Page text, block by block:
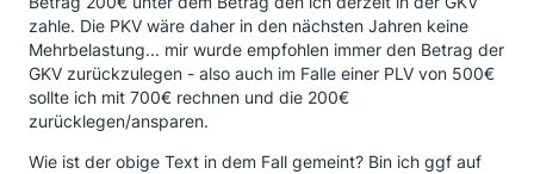
zahle. Die PKV wäre daher in den nächsten Jahren keine
Mehrbelastung... mir wurde empfohlen immer den Betrag der
GKV zurückzulegen - also auch im Falle einer PLV von 500€
sollte ich mit 700€ rechnen und die 200€
zurücklegen/ansparen.
Wie ist der obige Text in dem Fall gemeint? Bin ich ggf auf